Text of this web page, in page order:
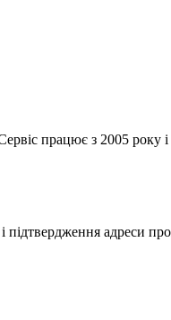
працює з 2005 року
і підтвердження адреси